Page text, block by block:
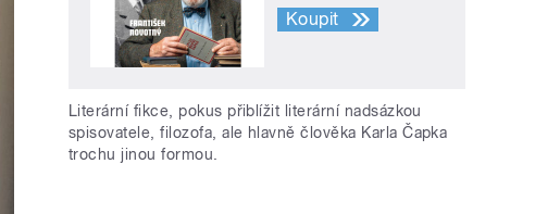
Koupit
Literární fikce, pokus přiblížit literární nadsázkou
spisovatele, filozofa, ale hlavně člověka Karla Čapka
trochu jinou formou.